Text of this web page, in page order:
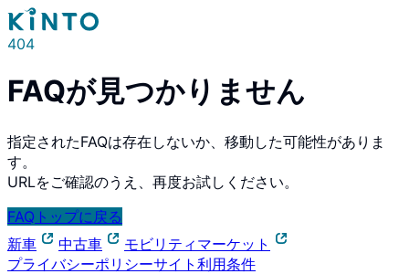
404
FAQが見つかりません
指定されたFAQは存在しないか、移動した可能性がありま
す。
URLをご確認のうえ、再度お試しください。
FAQトップに戻る
新車
中古車
モビリティマーケット
プライバシーポリシーサイト利用条件